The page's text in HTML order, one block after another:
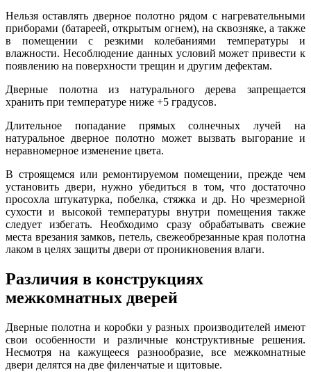
Нельзя оставлять дверное полотно рядом с нагревательными
приборами (батареей, открытым огнем), на сквозняке, а также
в помещении с резкими колебаниями температуры и
влажности. Несоблюдение данных условий может привести к
появлению на поверхности трещин и другим дефектам.
Дверные полотна из натурального дерева запрещается
хранить при температуре ниже +5 градусов.
Длительное попадание прямых солнечных лучей на
натуральное дверное полотно может вызвать выгорание и
неравномерное изменение цвета.
В строящемся или ремонтируемом помещении, прежде чем
установить двери, нужно убедиться в том, что достаточно
просохла штукатурка, побелка, стяжка и др. Но чрезмерной
сухости и высокой температуры внутри помещения также
следует избегать. Необходимо сразу обрабатывать свежие
места врезания замков, петель, свежеобрезанные края полотна
лаком в целях защиты двери от проникновения влаги.
Различия в конструкциях
межкомнатных дверей
Дверные полотна и коробки у разных производителей имеют
свои особенности и различные конструктивные решения.
Несмотря на кажущееся разнообразие, все межкомнатные
двери делятся на две филенчатые и щитовые.